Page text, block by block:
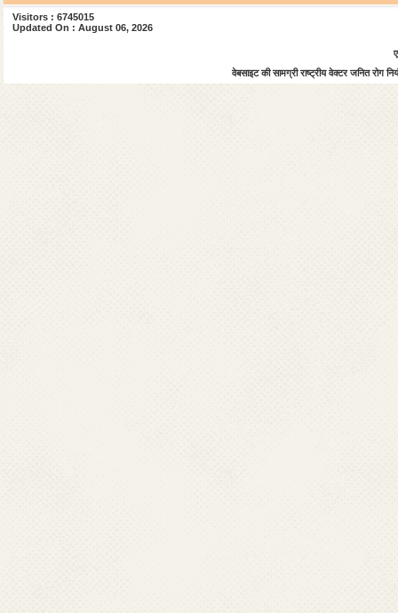
Visitors : 6745015
Updated On : August 06, 2026
वेबसाइट की सामग्री राष्ट्रीय वेक्टर जनित रोग